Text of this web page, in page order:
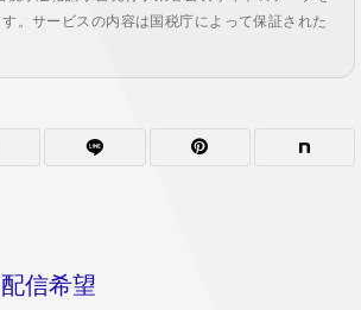
。サービスの内容は国税庁によって保証された
信希望